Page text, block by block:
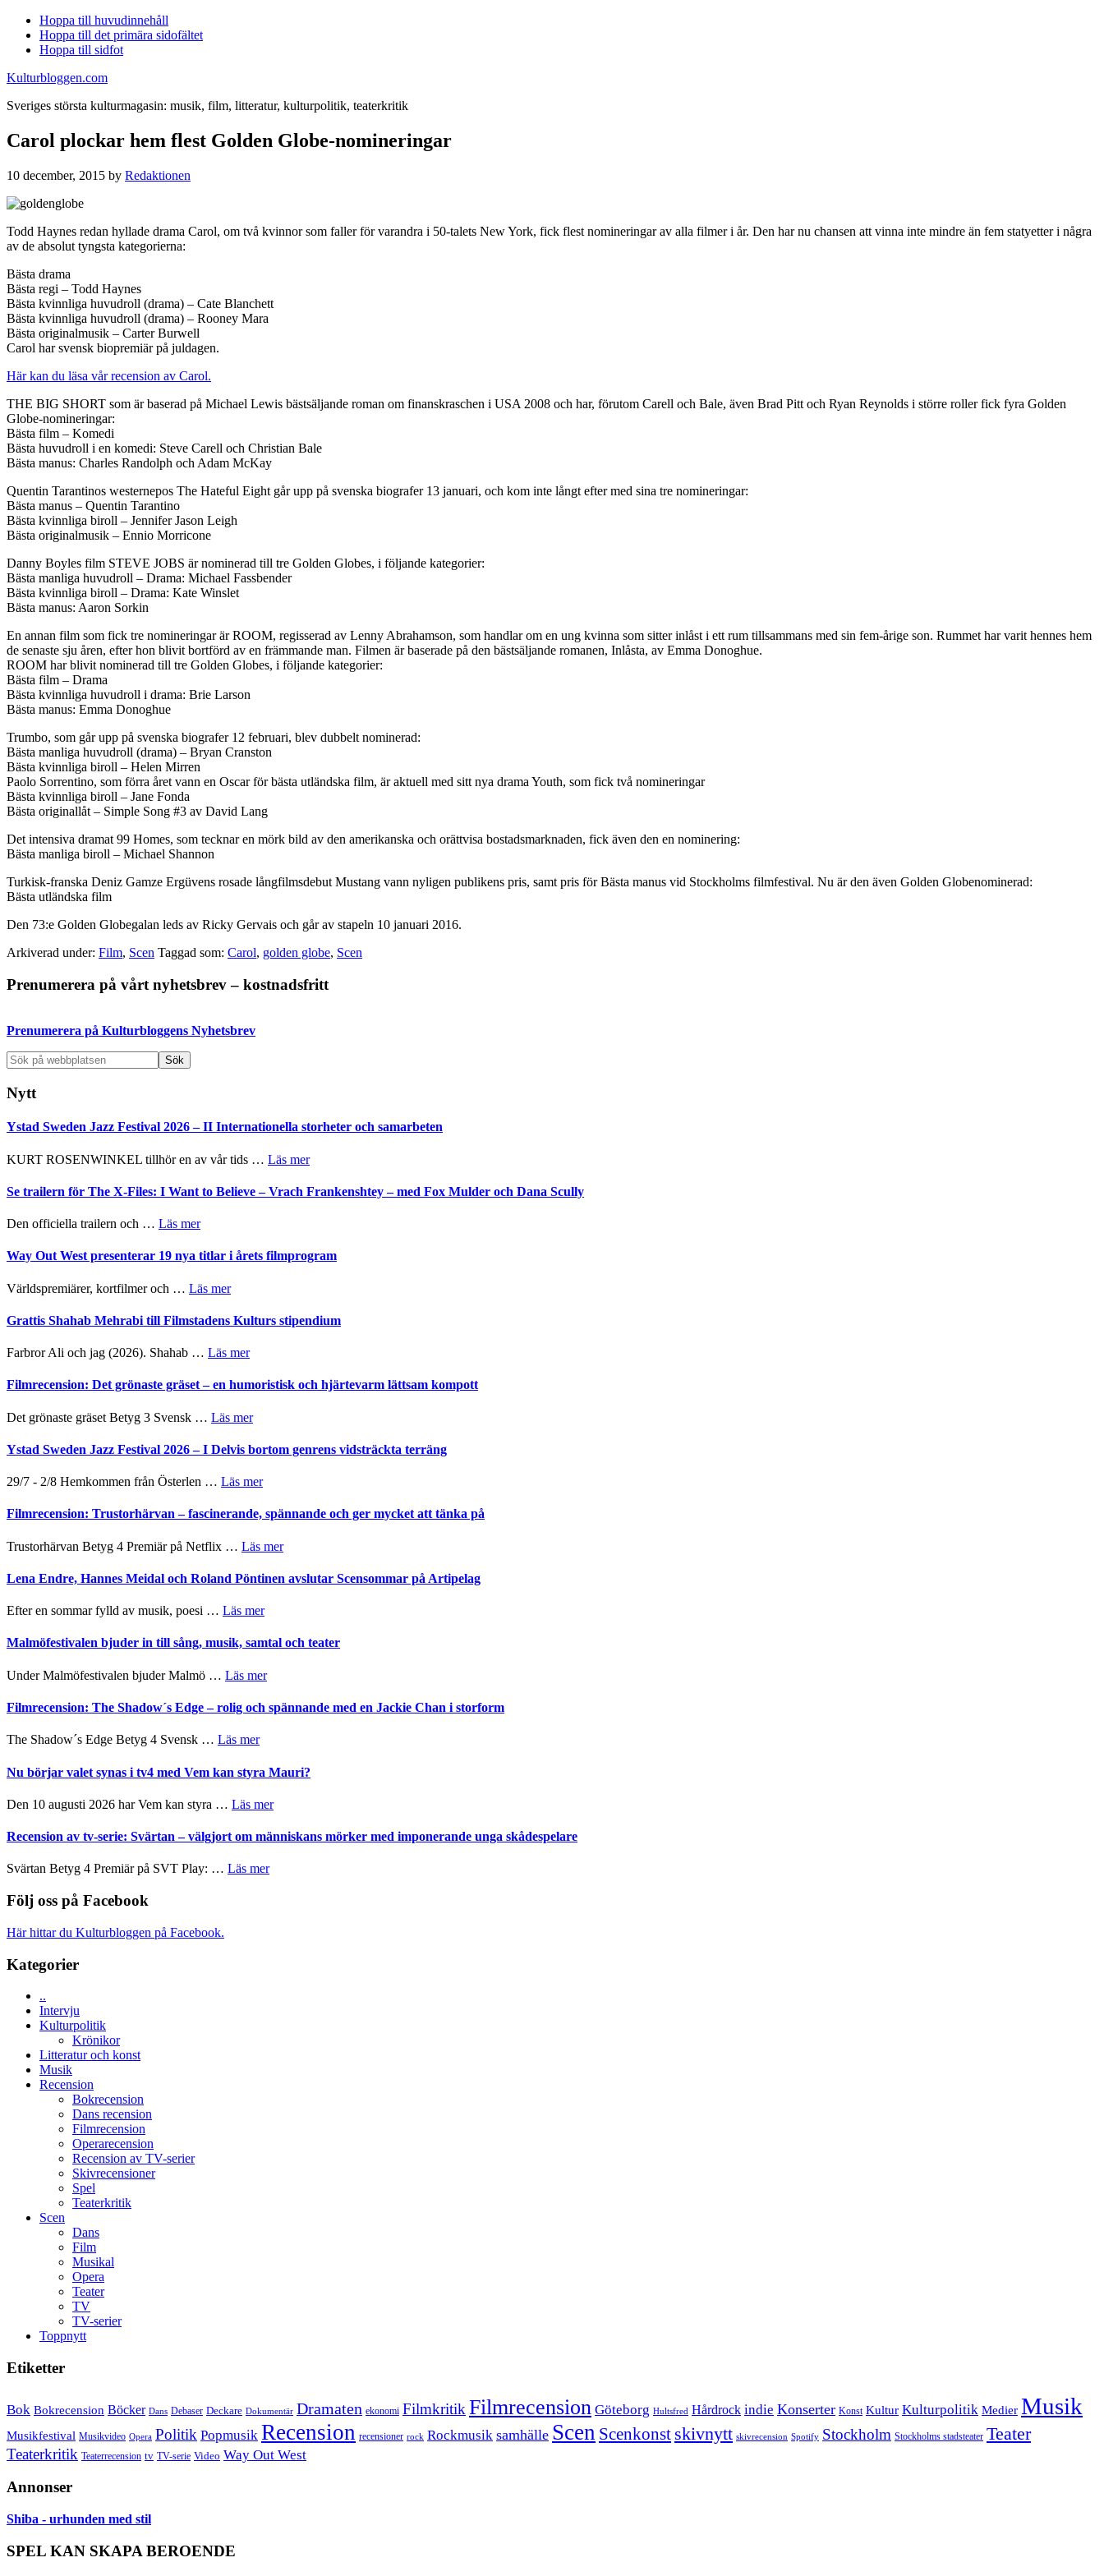
Hoppa till huvudinnehåll
Hoppa till det primära sidofältet
Hoppa till sidfot
Kulturbloggen.com
Sveriges största kulturmagasin: musik, film, litteratur, kulturpolitik, teaterkritik
Carol plockar hem flest Golden Globe-nomineringar
10 december, 2015 by Redaktionen
Todd Haynes redan hyllade drama Carol, om två kvinnor som faller för varandra i 50-talets New York, fick flest nomineringar av alla filmer i år. Den har nu chansen att vinna inte mindre än fem statyetter i några
av de absolut tyngsta kategorierna:
Bästa drama
Bästa regi – Todd Haynes
Bästa kvinnliga huvudroll (drama) – Cate Blanchett
Bästa kvinnliga huvudroll (drama) – Rooney Mara
Bästa originalmusik – Carter Burwell
Carol har svensk biopremiär på juldagen.
Här kan du läsa vår recension av Carol.
THE BIG SHORT som är baserad på Michael Lewis bästsäljande roman om finanskraschen i USA 2008 och har, förutom Carell och Bale, även Brad Pitt och Ryan Reynolds i större roller fick fyra Golden
Globe-nomineringar:
Bästa film – Komedi
Bästa huvudroll i en komedi: Steve Carell och Christian Bale
Bästa manus: Charles Randolph och Adam McKay
Quentin Tarantinos westernepos The Hateful Eight går upp på svenska biografer 13 januari, och kom inte långt efter med sina tre nomineringar:
Bästa manus – Quentin Tarantino
Bästa kvinnliga biroll – Jennifer Jason Leigh
Bästa originalmusik – Ennio Morricone
Danny Boyles film STEVE JOBS är nominerad till tre Golden Globes, i följande kategorier:
Bästa manliga huvudroll – Drama: Michael Fassbender
Bästa kvinnliga biroll – Drama: Kate Winslet
Bästa manus: Aaron Sorkin
En annan film som fick tre nomineringar är ROOM, regisserad av Lenny Abrahamson, som handlar om en ung kvinna som sitter inlåst i ett rum tillsammans med sin fem-årige son. Rummet har varit hennes hem
de senaste sju åren, efter hon blivit bortförd av en främmande man. Filmen är baserade på den bästsäljande romanen, Inlåsta, av Emma Donoghue.
ROOM har blivit nominerad till tre Golden Globes, i följande kategorier:
Bästa film – Drama
Bästa kvinnliga huvudroll i drama: Brie Larson
Bästa manus: Emma Donoghue
Trumbo, som går upp på svenska biografer 12 februari, blev dubbelt nominerad:
Bästa manliga huvudroll (drama) – Bryan Cranston
Bästa kvinnliga biroll – Helen Mirren
Paolo Sorrentino, som förra året vann en Oscar för bästa utländska film, är aktuell med sitt nya drama Youth, som fick två nomineringar
Bästa kvinnliga biroll – Jane Fonda
Bästa originallåt – Simple Song #3 av David Lang
Det intensiva dramat 99 Homes, som tecknar en mörk bild av den amerikanska och orättvisa bostadsmarknaden, fick även den en nominering:
Bästa manliga biroll – Michael Shannon
Turkisk-franska Deniz Gamze Ergüvens rosade långfilmsdebut Mustang vann nyligen publikens pris, samt pris för Bästa manus vid Stockholms filmfestival. Nu är den även Golden Globenominerad:
Bästa utländska film
Den 73:e Golden Globegalan leds av Ricky Gervais och går av stapeln 10 januari 2016.
Arkiverad under: Film, Scen Taggad som: Carol, golden globe, Scen
Primärt
Prenumerera på vårt nyhetsbrev – kostnadsfritt
Prenumerera på Kulturbloggens Nyhetsbrev
Sök
på
webbplatsen
Nytt
Ystad Sweden Jazz Festival 2026 – II Internationella storheter och samarbeten
KURT ROSENWINKEL tillhör en av vår tids … Läs merom
Sweden
II
samarbeten
Se trailern för The X-Files: I Want to Believe – Vrach Frankenshtey – med Fox Mulder och Dana Scully
Den officiella trailern och … Läs merom
trailern
The
X-
I
to
–
Frankenshtey
med
Fox
Mulder
och
Scully
Way Out West presenterar 19 nya titlar i årets filmprogram
Världspremiärer, kortfilmer och … Läs merom
Out
19
titlar
årets
Grattis Shahab Mehrabi till Filmstadens Kulturs stipendium
Farbror Ali och jag (2026). Shahab … Läs merom
Shahab
Filmstadens
stipendium
Filmrecension: Det grönaste gräset – en humoristisk och hjärtevarm lättsam kompott
Det grönaste gräset Betyg 3 Svensk … Läs merom
Det
grönaste
–
humoristisk
hjärtevarm
kompott
Ystad Sweden Jazz Festival 2026 – I Delvis bortom genrens vidsträckta terräng
29/7 - 2/8 Hemkommen från Österlen … Läs merom
Sweden
Jazz
2026
I
bortom
vidsträckta
Filmrecension: Trustorhärvan – fascinerande, spännande och ger mycket att tänka på
Trustorhärvan Betyg 4 Premiär på Netflix … Läs merom
Trustorhärvan
ger
på
Lena Endre, Hannes Meidal och Roland Pöntinen avslutar Scensommar på Artipelag
Efter en sommar fylld av musik, poesi … Läs merom
Endre,
och
Pöntinen
Artipelag
Malmöfestivalen bjuder in till sång, musik, samtal och teater
Under Malmöfestivalen bjuder Malmö … Läs merom
bjuder
in
samtal
teater
Filmrecension: The Shadow´s Edge – rolig och spännande med en Jackie Chan i storform
The Shadow´s Edge Betyg 4 Svensk … Läs merom
The
Shadow
Edge
rolig
spännande
Nu börjar valet synas i tv4 med Vem kan styra Mauri?
Den 10 augusti 2026 har Vem kan styra … Läs merom
börjar
Recension av tv-serie: Svärtan – välgjort om människans mörker med imponerande unga skådespelare
Svärtan Betyg 4 Premiär på SVT Play: … Läs merom
Följ oss på Facebook
Här hittar du Kulturbloggen på Facebook.
Kategorier
..
Intervju
Kulturpolitik
Krönikor
Litteratur och konst
Musik
Recension
Bokrecension
Dans recension
Filmrecension
Operarecension
Recension av TV-serier
Skivrecensioner
Spel
Teaterkritik
Scen
Dans
Film
Musikal
Opera
Teater
TV
TV-serier
Toppnytt
Etiketter
Bok Bokrecension Böcker Dans Debaser Deckare Dokumentär Dramaten ekonomi Filmkritik Filmrecension Göteborg Hultsfred Hårdrock indie Konserter Konst Kultur Kulturpolitik Medier Musik
Musikfestival Musikvideo Opera Politik Popmusik Recension recensioner rock Rockmusik samhälle Scen Scenkonst skivnytt skivrecension Spotify Stockholm Stockholms stadsteater Teater
Teaterkritik Teaterrecension tv TV-serie Video Way Out West
Annonser
Shiba - urhunden med stil
SPEL KAN SKAPA BEROENDE